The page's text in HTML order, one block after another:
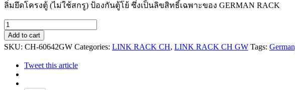
ลิ่มยึดโครงตู้ (ไม่ใช้สกรู) ป้องกันตู้โย้ ซึ่งเป็นลิขสิทธิ์เฉพาะของ GERMAN RACK
LINK
19
GLASS-
WAVE
42U
W60
Add to cart
SKU: CH-60642GW Categories: LINK RACK CH, LINK RACK CH GW Tags:
Tweet this article